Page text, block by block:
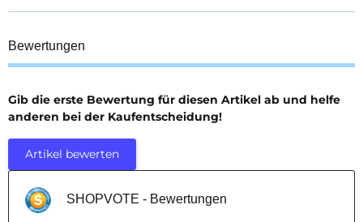
Bewertungen
Gib die erste Bewertung für diesen Artikel ab und helfe
anderen bei der Kaufentscheidung!
Artikel bewerten
SHOPVOTE - Bewertungen